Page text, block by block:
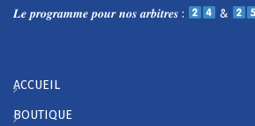
𝑳𝒆 𝒑𝒓𝒐𝒈𝒓𝒂𝒎𝒎𝒆 𝒑𝒐𝒖𝒓 𝒏𝒐𝒔 𝒂𝒓𝒃𝒊𝒕𝒓𝒆𝒔 :
&
ACCUEIL
BOUTIQUE